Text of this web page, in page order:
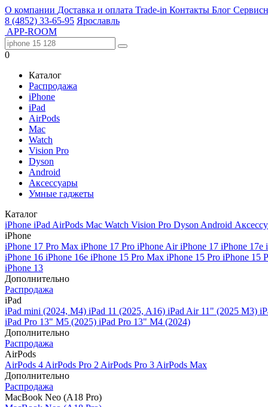
О компании Доставка и оплата Trade-in Контакты Блог
8 (4852) 33-65-95 Ярославль
APP-ROOM
0
Каталог
Распродажа
iPhone
iPad
AirPods
Mac
Watch
Vision Pro
Dyson
Android
Аксессуары
Умные гаджеты
Каталог
iPhone iPad AirPods Mac Watch Vision Pro Dyson Android
iPhone
iPhone 17 Pro Max iPhone 17 Pro iPhone AiriPhone 17 iPhone 17e
iPhone 16 iPhone 16e iPhone 15 Pro Max iPhone 15 Pro iPhone 15
iPhone 13
Дополнительно
Распродажа
iPad
iPad mini (2024, M4) iPad 11 (2025, A16) iPad Air 11" (2025 M3)
iPad Pro 13" M5 (2025) iPad Pro 13" M4 (2024)
Дополнительно
Распродажа
AirPods
AirPods 4 AirPods Pro 2 AirPods Pro 3 AirPods Max
Дополнительно
Распродажа
MacBook Neo (A18 Pro)